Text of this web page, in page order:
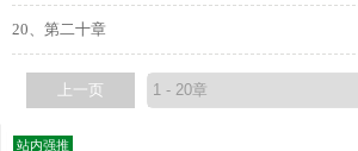
20、第二十章
上一页
站内强推